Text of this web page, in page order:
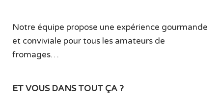
Notre équipe propose une expérience gourmande
et conviviale pour tous les amateurs de
fromages…
ET VOUS DANS TOUT ÇA ?